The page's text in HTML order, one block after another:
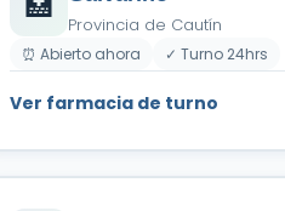
Provincia de Cautín
⏰ Abierto ahora ✓ Turno 24hrs
Ver farmacia de turno